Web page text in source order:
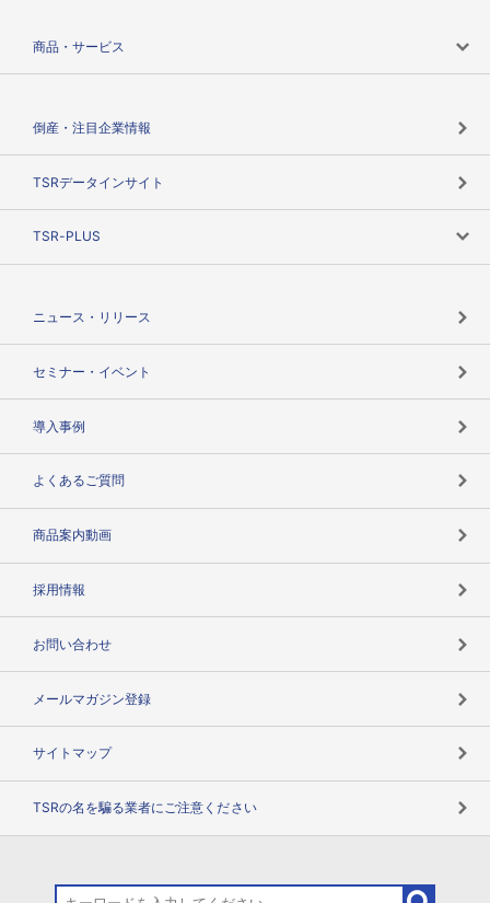
商品・サービス
倒産・注目企業情報
TSRデータインサイト
TSR-PLUS
ニュース・リリース
セミナー・イベント
導入事例
よくあるご質問
商品案内動画
採用情報
お問い合わせ
メールマガジン登録
サイトマップ
TSRの名を騙る業者にご注意ください